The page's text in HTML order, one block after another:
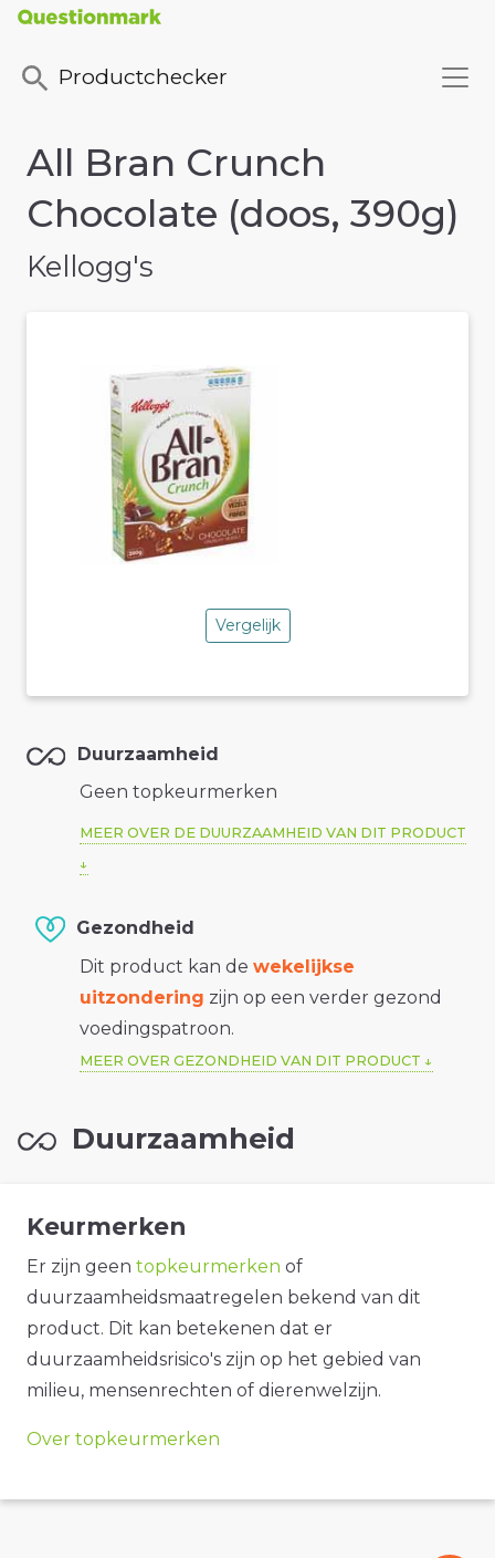
Productchecker
All Bran Crunch
Chocolate (doos, 390g)
Kellogg's
Vergelijk
Duurzaamheid
Geen topkeurmerken
MEER OVER DE DUURZAAMHEID VAN DIT PRODUCT
Gezondheid
Dit product kan de wekelijkse
uitzondering zijn op een verder gezond
voedingspatroon.
MEER OVER GEZONDHEID VAN DIT PRODUCT
Duurzaamheid
Keurmerken
Er zijn geen topkeurmerken of
duurzaamheidsmaatregelen bekend van dit
product. Dit kan betekenen dat er
duurzaamheidsrisico's zijn op het gebied van
milieu, mensenrechten of dierenwelzijn.
Over topkeurmerken